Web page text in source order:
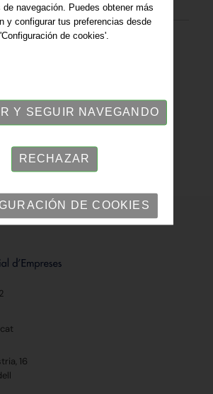
16
de navegación. Puedes obtener más
y configurar tus preferencias desde
'Configuración de cookies'.
Y SEGUIR NAVEGANDO
RECHAZAR
DE COOKIES